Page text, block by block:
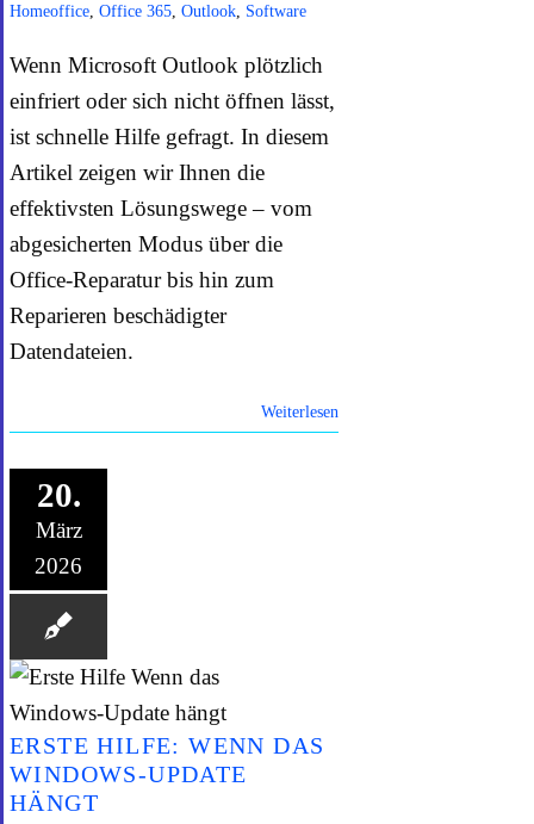
Homeoffice Office 365 Outlook Software
Wenn Microsoft Outlook plötzlich
einfriert oder sich nicht öffnen lässt,
ist schnelle Hilfe gefragt. In diesem
Artikel zeigen wir Ihnen die
effektivsten Lösungswege – vom
abgesicherten Modus über die
Office-Reparatur bis hin zum
Reparieren beschädigter
Datendateien.
Weiterlesen
20.
März
2026
ERSTE HILFE: WENN DAS
WINDOWS-UPDATE
HÄNGT